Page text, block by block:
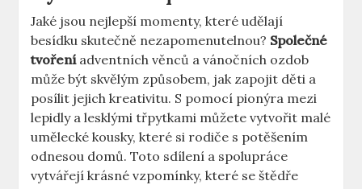
Jaké jsou nejlepší momenty, které udělají
besídku skutečně nezapomenutelnou? Společné
tvořeníadventních věnců a vánočních ozdob
může být skvělým způsobem, jak zapojit děti a
posílit jejich kreativitu. S pomocí pionýra mezi
lepidly a lesklými třpytkami můžete vytvořit malé
umělecké kousky, které si rodiče s potěšením
odnesou domů. Toto sdílení a spolupráce
vytvářejí krásné vzpomínky, které se štědře